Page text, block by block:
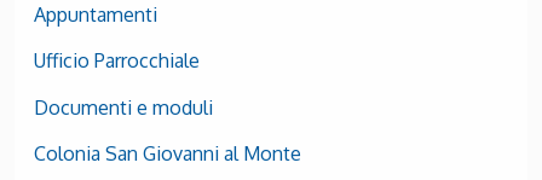
Appuntamenti
Ufficio Parrocchiale
Documenti e moduli
Colonia San Giovanni al Monte